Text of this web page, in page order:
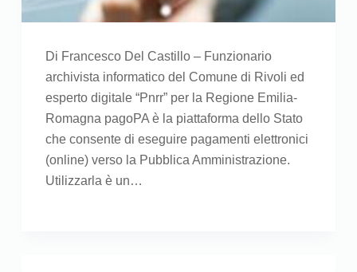
Di Francesco Del Castillo – Funzionario
archivista informatico del Comune di Rivoli ed
esperto digitale “Pnrr” per la Regione Emilia-
Romagna pagoPA è la piattaforma dello Stato
che consente di eseguire pagamenti elettronici
(online) verso la Pubblica Amministrazione.
Utilizzarla è un…